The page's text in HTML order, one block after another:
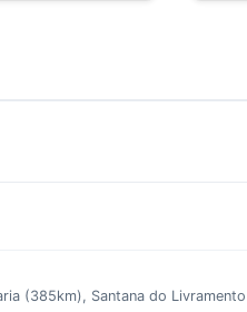
(385km), Santana do